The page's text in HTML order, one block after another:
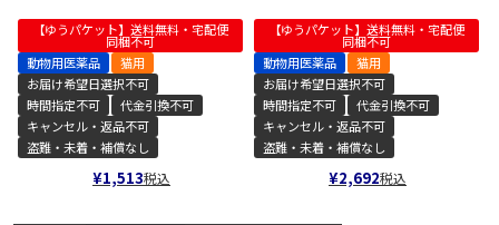
【ゆうパケット】送料無料・宅配便
同梱不可
動物用医薬品
猫用
お届け希望日選択不可
時間指定不可
代金引換不可
キャンセル・返品不可
盗難・未着・補償なし
¥1,513税込
【ゆうパケット】送料無料・宅配便
同梱不可
動物用医薬品
猫用
お届け希望日選択不可
時間指定不可
代金引換不可
キャンセル・返品不可
盗難・未着・補償なし
¥2,692税込